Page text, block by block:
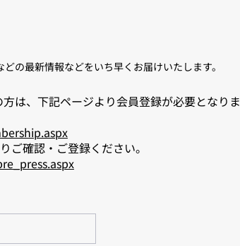
の最新情報などをいち早くお届けいたします。
は、下記ページより会員登録が必要となりま
ご確認・ご登録ください。